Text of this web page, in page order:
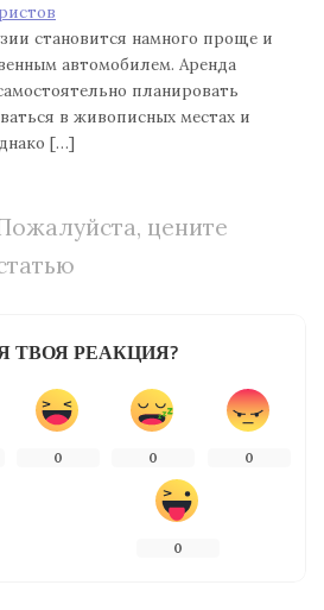
становится намного проще и
автомобилем. Аренда
планировать
в живописных местах и
[…]
цените
ТВОЯ РЕАКЦИЯ?
0 0 0
0